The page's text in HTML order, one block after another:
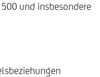
und insbesondere